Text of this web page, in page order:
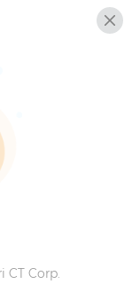
CT Corp.